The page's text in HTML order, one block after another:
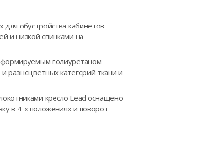
обустройства кабинетов
и низкой спинками на
полиуретаном
разноцветных категорий ткани и
кресло Lead оснащено
в 4-х положениях и поворот